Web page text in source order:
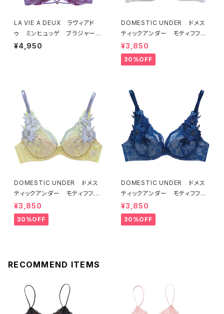
LA VIE A DEUX ラヴィアド
ゥ ミンヒュッゲ ブラジャー
（ライラック）BRA LILAC 2249
¥4,950
DOMESTIC UNDER ドメス
ティックアンダー モティフフル
ール ブラジャー（オフホワイ
ト）D2255
¥3,850
30%OFF
DOMESTIC UNDER ドメス
ティックアンダー モティフフル
ール ブラジャー（レモネード）
D2255 送料無料
¥3,850
30%OFF
DOMESTIC UNDER ドメス
ティックアンダー モティフフル
ール ブラジャー（ブルー）D22
55
¥3,850
30%OFF
RECOMMEND ITEMS